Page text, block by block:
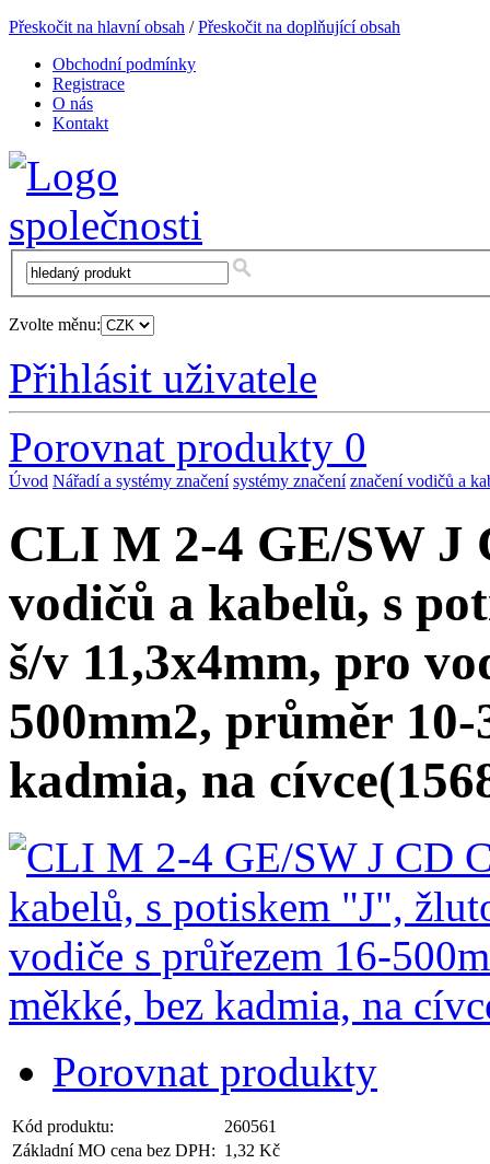
Přeskočit na hlavní obsah /Přeskočit na doplňující obsah
Obchodní podmínky
Registrace
O nás
Kontakt
Zvolte měnu:
Přihlásit uživatele
Porovnat produkty 0
Úvod Nářadí a systémy značení systémy značení značení vodičů a
CLI M 2-4 GE/SW J
vodičů a kabelů, s
š/v 11,3x4mm, pro
500mm2, průměr
kadmia, na
Porovnat produkty
Kód produktu:
260561
Základní MO cena bez DPH: 1,32 Kč